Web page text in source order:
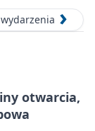
otwarcia,